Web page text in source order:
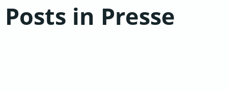
Posts in Presse